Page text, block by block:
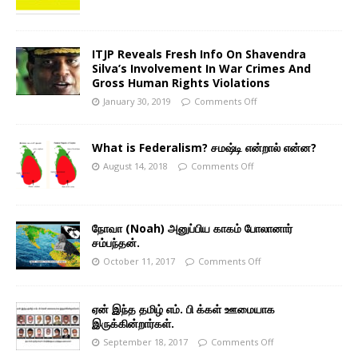
ITJP Reveals Fresh Info On Shavendra
Silva’s Involvement In War Crimes And
Gross Human Rights Violations
January 30, 2019 Comments Off
What is Federalism? சமஷ்டி என்றால் என்ன?
August 14, 2018 Comments Off
நோவா (Noah) அனுப்பிய காகம் போலானார்
சம்பந்தன்.
October 11, 2017 Comments Off
ஏன் இந்த தமிழ் எம். பி க்கள் ஊமையாக
இருக்கின்றார்கள்.
September 18, 2017 Comments Off